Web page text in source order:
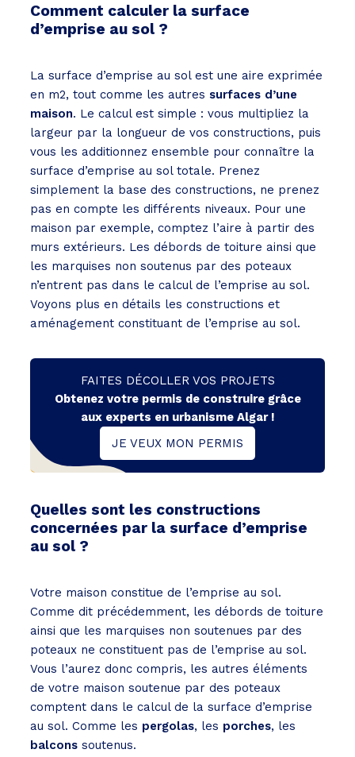
Comment calculer la surface
d’emprise au sol ?
La surface d’emprise au sol est une aire exprimée
en m2, tout comme les autres surfaces d’une
maison. Le calcul est simple : vous multipliez la
largeur par la longueur de vos constructions, puis
vous les additionnez ensemble pour connaître la
surface d’emprise au sol totale. Prenez
simplement la base des constructions, ne prenez
pas en compte les différents niveaux. Pour une
maison par exemple, comptez l’aire à partir des
murs extérieurs. Les débords de toiture ainsi que
les marquises non soutenus par des poteaux
n’entrent pas dans le calcul de l’emprise au sol.
Voyons plus en détails les constructions et
aménagement constituant de l’emprise au sol.
FAITES DÉCOLLER VOS PROJETS
Obtenez votre permis de construire grâce
aux experts en urbanisme Algar !
JE VEUX MON PERMIS
Quelles sont les constructions
concernées par la surface d’emprise
au sol ?
Votre maison constitue de l’emprise au sol.
Comme dit précédemment, les débords de toiture
ainsi que les marquises non soutenues par des
poteaux ne constituent pas de l’emprise au sol.
Vous l’aurez donc compris, les autres éléments
de votre maison soutenue par des poteaux
comptent dans le calcul de la surface d’emprise
au sol. Comme les pergolas, les porches, les
balcons soutenus.